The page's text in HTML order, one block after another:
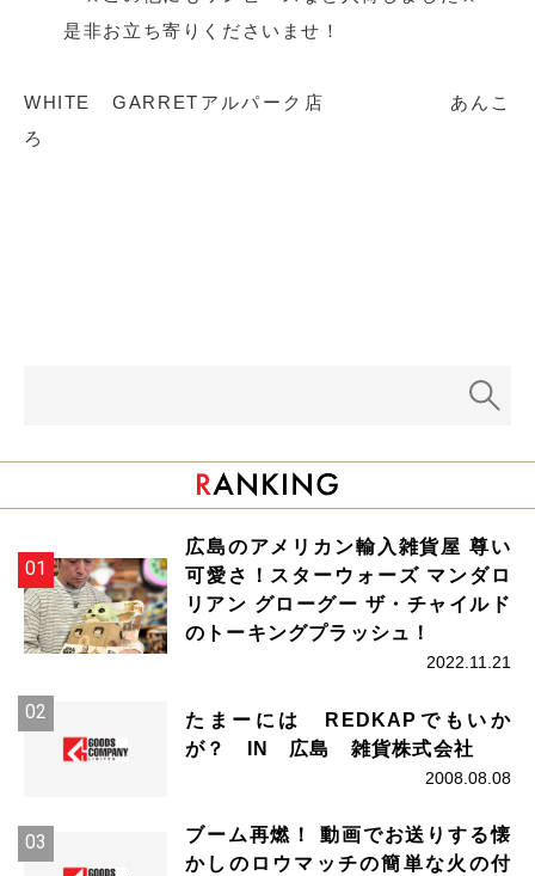
是非お立ち寄りくださいませ！
WHITE GARRETアルパーク店 あんこ
ろ
広島のアメリカン輸入雑貨屋 尊い
可愛さ！スターウォーズ マンダロ
リアン グローグー ザ・チャイルド
のトーキングプラッシュ！
2022.11.21
たまーには REDKAPでもいか
が？ IN 広島 雑貨株式会社
2008.08.08
ブーム再燃！ 動画でお送りする懐
かしのロウマッチの簡単な火の付